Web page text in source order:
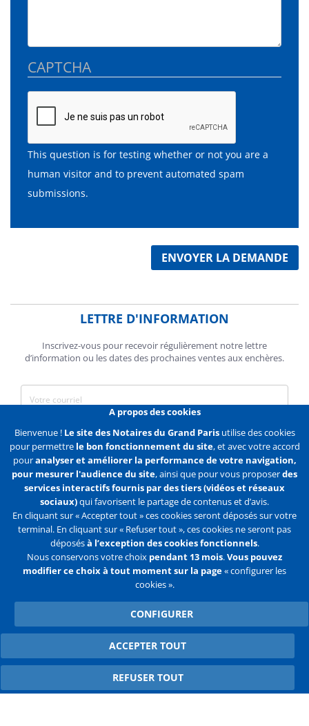
CAPTCHA
This question is for testing whether or not you are a
human visitor and to prevent automated spam
submissions.
ENVOYER LA DEMANDE
LETTRE D'INFORMATION
Inscrivez-vous pour recevoir régulièrement notre lettre
d’information ou les dates des prochaines ventes aux enchères.
J'accepte de recevoir des communications de la Chambre des
Notaires de Paris.
En savoir plus
S'abonner
Mentions légales Données personnelles
ligne
Contact Plan du site
Flux
RSS
FacebookYoutube
A propos des cookies
Bienvenue ! Le site des Notaires du Grand Parisutilise des cookies
pour permettre le bon fonctionnement du site, et avec votre accord
pouranalyser et améliorer la performance de votre navigation,
pour mesurer l'audience du site, ainsi que pour vous proposerdes
services interactifs fournis par des tiers (vidéos et réseaux
sociaux)qui favorisent le partage de contenus et d’avis.
En cliquant sur « Accepter tout » ces cookies seront déposés sur votre
terminal. En cliquant sur « Refuser tout », ces cookies ne seront pas
déposésà l’exception des cookies fonctionnels.
Nous conservons votre choix pendant 13 mois.Vous pouvez
modifier ce choix à tout moment sur la page« configurer les
cookies ».
CONFIGURER
ACCEPTER TOUT
WITHDRAW CONSENT
REFUSER TOUT